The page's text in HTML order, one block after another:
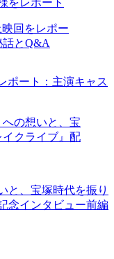
ポート：主演キャス
と、宝塚時代を振り
念インタビュー前編